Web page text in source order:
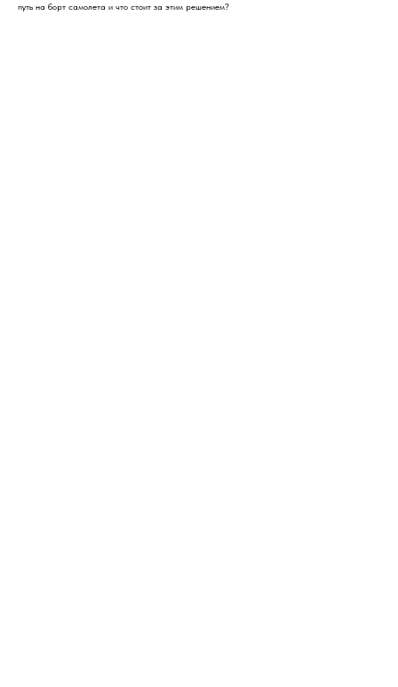
путь на борт самолета и что стоит за этим решением?